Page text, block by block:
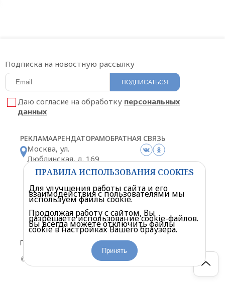
РЕКЛАМААРЕНДАТОРАМОБРАТНАЯ СВЯЗЬ
Москва, ул.
Люблинская, д. 169
корп. 2
Подписка на новостную рассылку
ПОДПИСАТЬСЯ
Даю согласие на обработку персональных
данных
Политика конфиденциальности
Правила посещения торгового центра
© «Мариэль» Торгово-развлекательный центр. 2026
ПРАВИЛА ИСПОЛЬЗОВАНИЯ COOKIES
Для улучшения работы сайта и его
взаимодействия с пользователями мы
используем файлы cookie.
Продолжая работу с сайтом, Вы
разрешаете использование cookie-файлов.
Вы всегда можете отключить файлы
cookie в настройках Вашего браузера.
Принять